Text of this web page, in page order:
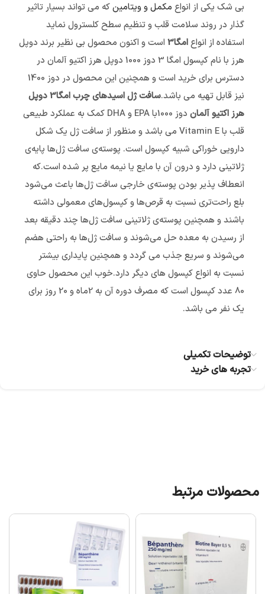
بی شک یکی از انواع مکمل و ویتامینکه می تواند بسیار تاثیر
گذار در روند سلامت قلب و تنظیم سطح کلسترول نماید
استفاده از انواعامگا3
است و اکنون محصول بی نظیر برند دوپل
هرز با نام کپسول امگا 3 دوز 1000 دوپل هرز اکتیو آلمان در
دسترس برای خرید است و همچنین این محصول در دوز 1400
نیز قابل تهیه می باشد.
سافت ژل اسیدهای چرب امگا3 دوپل
هرز اکتیو آلمان
دوز 1000با EPA و DHA کمک به عملکرد طبیعی
قلب با Vitamin E می باشد و منظور از سافت ژل یک شکل
دارویی خوراکی شبیه کپسول است. پوسته‌ی سافت ژل‌ها پایه‌ی
ژلاتینی دارد و درون آن با مایع یا نیمه مایع پر شده است.که
انعطاف پذیر بودن پوسته‌ی خارجی سافت ژل‌ها باعث می‌شود
بلع راحت‌تری نسبت به قرص‌ها و کپسول‌های معمولی داشته
باشند و همچنین پوسته‌ی ژلاتینی سافت ژل‌ها چند دقیقه بعد
از رسیدن به معده حل می‌شوند و سافت ژل‌ها به راحتی هضم
می‌شوند‌ و سریع جذب می گردد و همچنین پایداری بیشتر
نسبت به انواع کپسول های دیگر دارد.خوب این محصول حاوی
80 عدد کپسول است که مصرف دوره آن به 2ماه و 20 روز برای
یک نفر می باشد.
توضیحات تکمیلی
تجربه های خرید
محصولات مرتبط